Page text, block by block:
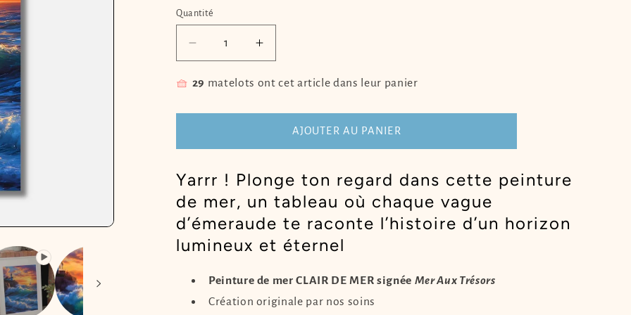
Quantité
Quantité
Réduire
la
quantité
Peinture
mer
DE
MER
Augmenter
la
quantité
Peinture
mer
DE
MER
🧺 29 matelots ont cet article dans leur panier
AJOUTER AU PANIER
Yarrr ! Plonge ton regard dans cette peinture
de mer, un tableau où chaque vague
d’émeraude te raconte l’histoire d’un horizon
lumineux et éternel
Peinture de mer CLAIR DE MER signée Mer Aux Trésors
Création originale par nos soins